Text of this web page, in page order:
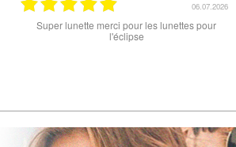
12.06.2026
super les lunettes, très cool, merci